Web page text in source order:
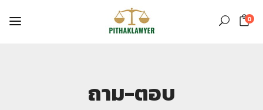
0
ถาม-ตอบ